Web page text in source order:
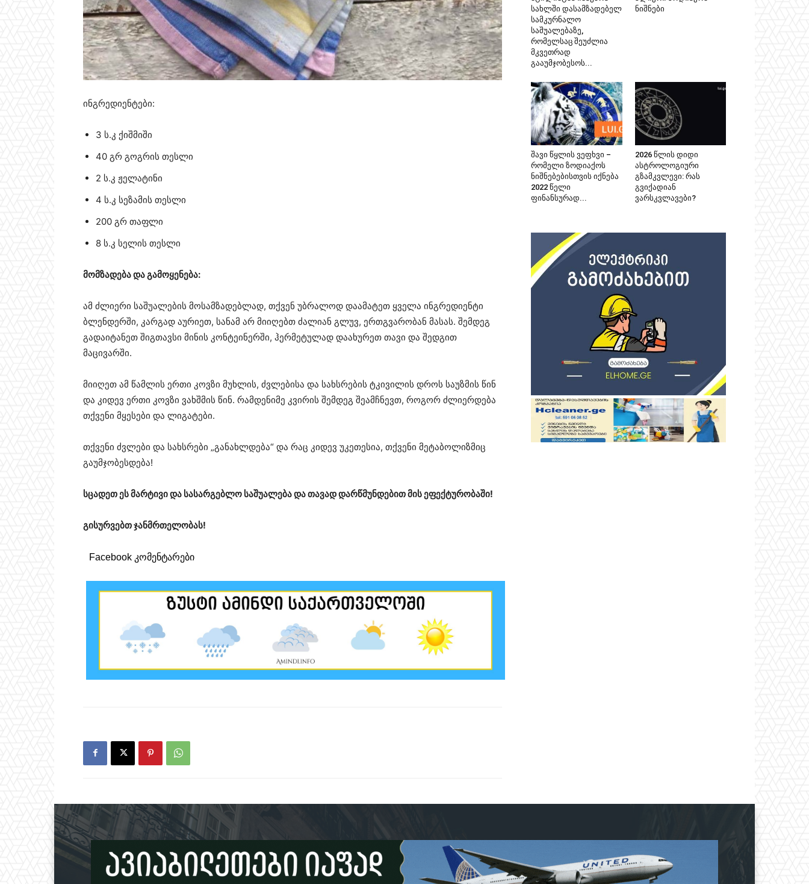
ინგრედიენტები:
3 ს.კ ქიშმიში
40 გრ გოგრის თესლი
2 ს.კ ჟელატინი
4 ს.კ სეზამის თესლი
200 გრ თაფლი
8 ს.კ სელის თესლი
მომზადება და გამოყენება:
ამ ძლიერი საშუალების მოსამზადებლად, თქვენ უბრალოდ დაამატეთ ყველა ინგრედიენტი
ბლენდერში, კარგად აურიეთ, სანამ არ მიიღებთ ძალიან გლუვ, ერთგვარობან მასას. შემდეგ
გადაიტანეთ შიგთავსი მინის კონტეინერში, ჰერმეტულად დაახურეთ თავი და შედგით
მაცივარში.
მიიღეთ ამ წამლის ერთი კოვზი მუხლის, ძვლებისა და სახსრების ტკივილის დროს საუზმის წინ
და კიდევ ერთი კოვზი ვახშმის წინ. რამდენიმე კვირის შემდეგ შეამჩნევთ, როგორ ძლიერდება
თქვენი მყესები და ლიგატები.
თქვენი ძვლები და სახსრები „განახლდება“ და რაც კიდევ უკეთესია, თქვენი მეტაბოლიზმიც
გაუმჯობესდება!
სცადეთ ეს მარტივი და სასარგებლო საშუალება და თავად დარწმუნდებით მის ეფექტურობაში!
გისურვებთ ჯანმრთელობას!
Facebook კომენტარები
სახლში დასამზადებელ
სამკურნალო
საშუალებაზე,
რომელსაც შეუძლია
მკვეთრად
გააუმჯობესოს...
ნიშნები
შავი წყლის ვეფხვი –
რომელი ზოდიაქოს
ნიშნებებისთვის იქნება
2022 წელი
ფინანსურად...
2026 წლის დიდი
ასტროლოგიური
გზამკვლევი: რას
გვიქადიან
ვარსკვლავები?